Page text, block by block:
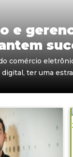
e
comércio
ter uma